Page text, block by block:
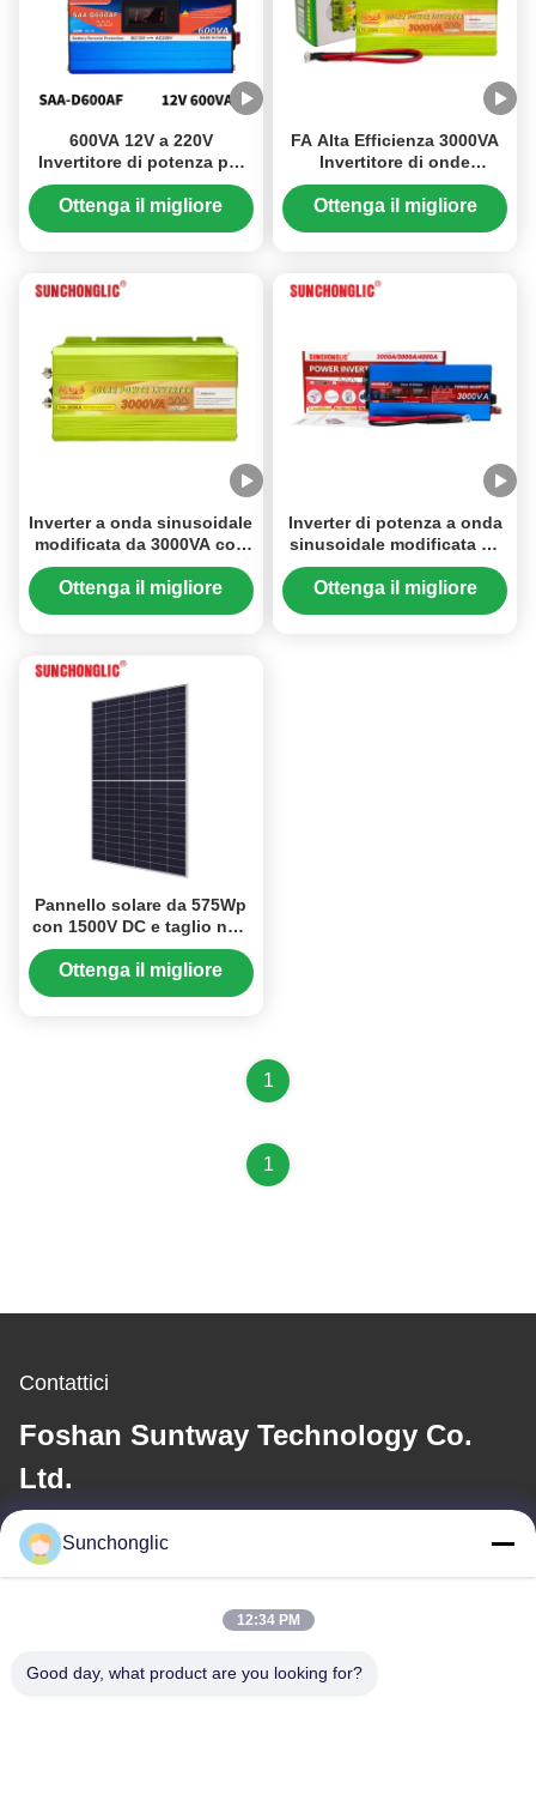
600VA 12V a 220V
Invertitore di potenza per
onde sinusoidali
modificato con ricarica
USB per applicazioni solari
Ottenga il migliore
FA Alta Efficienza 3000VA
Invertitore di onde
sinusoidali modificato
Include 5V 1A Port USB
70%-80% di conversione
Ottenga il migliore
Inverter a onda sinusoidale
modificata da 3000VA con
uscita USB 5V 1A ed
efficienza di conversione
Ottenga il migliore
Inverter di potenza a onda
sinusoidale modificata da
3000 W DC 12V a AC 220V
con porta USB 1A
Ottenga il migliore
Pannello solare da 575Wp
con 1500V DC e taglio non
distruttivo avanzato per
una maggiore efficienza
Ottenga il migliore
1
1
Contattici
Foshan Suntway Technology Co.
Ltd.
E-mail
Il nostro indirizzo
Sunchonglic
12:34 PM
Good day, what product are you looking for?